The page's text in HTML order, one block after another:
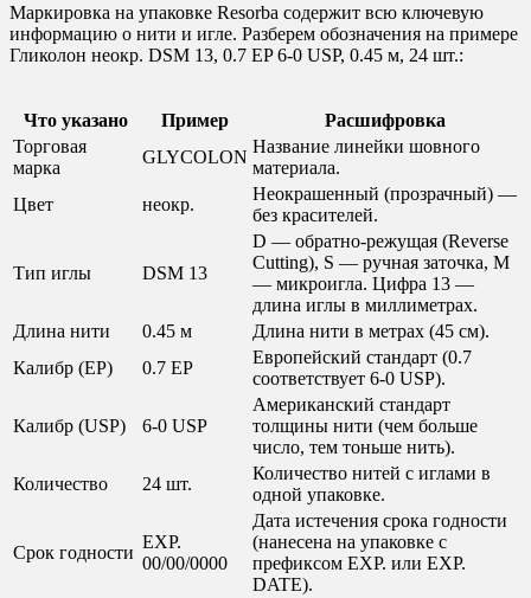
Маркировка на упаковке Resorba содержит всю ключевую
информацию о нити и игле. Разберем обозначения на примере
Гликолон неокр. DSM 13, 0.7 EP 6-0 USP, 0.45 м, 24 шт.:
Что указано Пример
Расшифровка
Торговая
марка
GLYCOLON
Название линейки шовного
материала.
Цвет
неокр.
Неокрашенный (прозрачный) —
без красителей.
Тип иглы DSM 13
D — обратно-режущая (Reverse
Cutting), S — ручная заточка, M
— микроигла. Цифра 13 —
длина иглы в миллиметрах.
Длина нити
0.45 м
Длина нити в метрах (45 см).
Калибр (EP)
0.7 EP
Европейский стандарт (0.7
соответствует 6-0 USP).
Калибр (USP) 6-0 USP
Американский стандарт
толщины нити (чем больше
число, тем тоньше нить).
Количество
24 шт.
Количество нитей с иглами в
одной упаковке.
Срок годности
EXP.
00/00/0000
Дата истечения срока годности
(нанесена на упаковке с
префиксом EXP. или EXP.
DATE).